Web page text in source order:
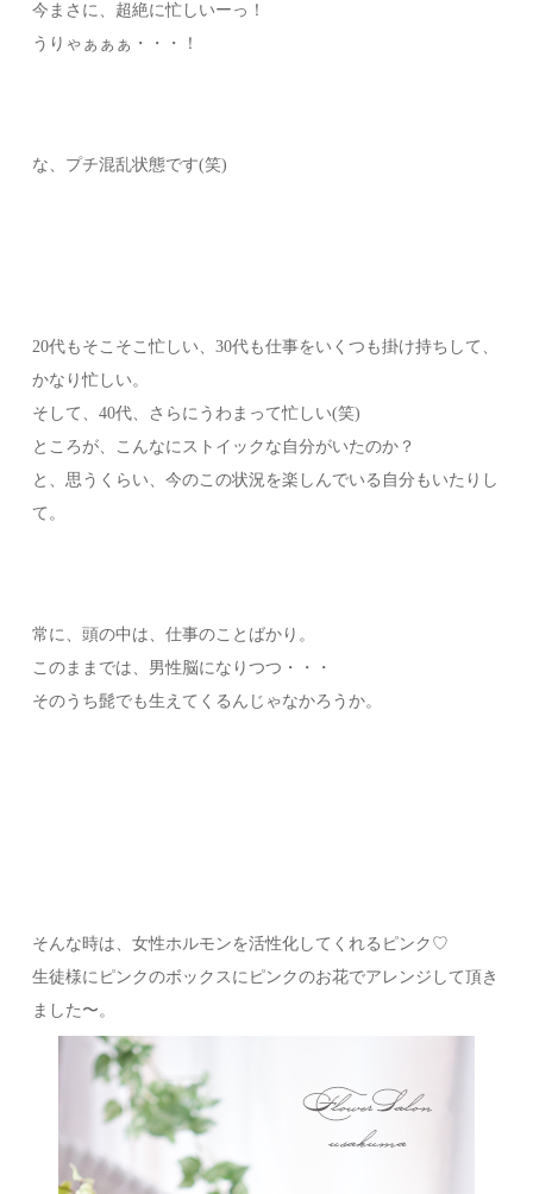
今まさに、超絶に忙しいーっ！
うりゃぁぁぁ・・・！
な、プチ混乱状態です(笑)
20代もそこそこ忙しい、30代も仕事をいくつも掛け持ちして、
かなり忙しい。
そして、40代、さらにうわまって忙しい(笑)
ところが、こんなにストイックな自分がいたのか？
と、思うくらい、今のこの状況を楽しんでいる自分もいたりし
て。
常に、頭の中は、仕事のことばかり。
このままでは、男性脳になりつつ・・・
そのうち髭でも生えてくるんじゃなかろうか。
そんな時は、女性ホルモンを活性化してくれるピンク♡
生徒様にピンクのボックスにピンクのお花でアレンジして頂き
ました〜。